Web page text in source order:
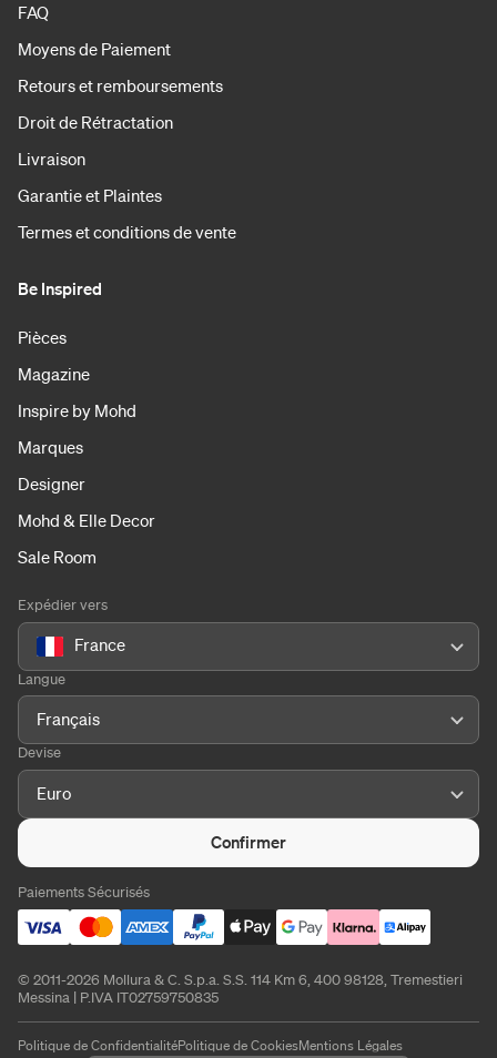
FAQ
Moyens de Paiement
Retours et remboursements
Droit de Rétractation
Livraison
Garantie et Plaintes
Termes et conditions de vente
Be Inspired
Pièces
Magazine
Inspire by Mohd
Marques
Designer
Mohd & Elle Decor
Sale Room
Expédier vers
France
Langue
Français
Devise
Euro
Confirmer
Paiements Sécurisés
© 2011-2026 Mollura & C. S.p.a. S.S. 114 Km 6, 400 98128, Tremestieri
Messina | P.IVA IT02759750835
Politique de ConfidentialitéPolitique de CookiesMentions Légales